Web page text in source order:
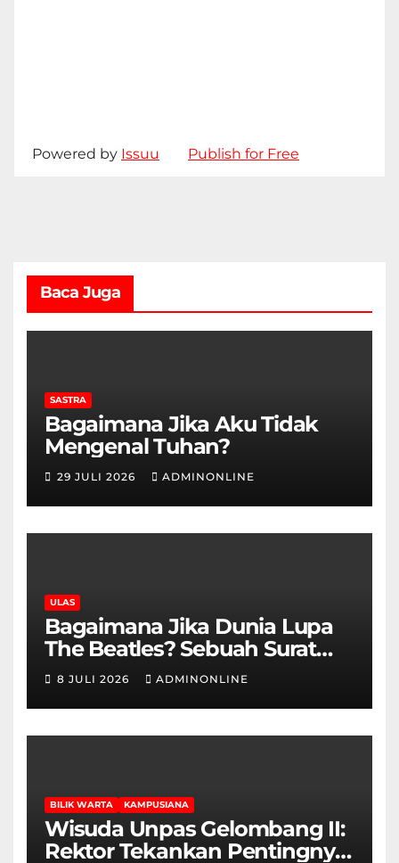
Powered by Issuu Publish for Free
Baca Juga
SASTRA
Bagaimana Jika Aku Tidak
Mengenal Tuhan?
29 JULI 2026 ADMINONLINE
ULAS
Bagaimana Jika Dunia Lupa
The Beatles? Sebuah Surat
Cinta dan Kritik
8 JULI 2026 ADMINONLINE
BILIK WARTA KAMPUSIANA
Wisuda Unpas Gelombang II:
Rektor Tekankan Pentingnya